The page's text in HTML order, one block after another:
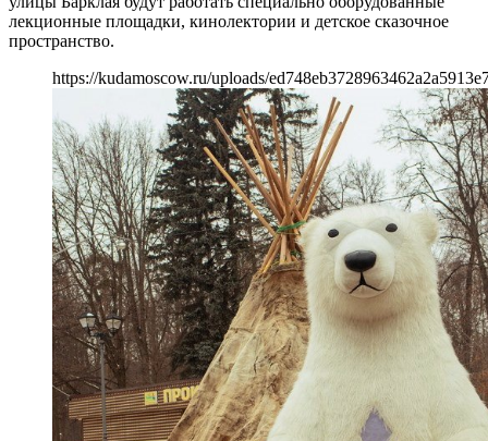
лекционные площадки, кинолектории и детское сказочное
пространство.
https://kudamoscow.ru/uploads/